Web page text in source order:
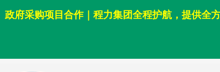
政府采购项目合作｜程力集团全程护航，提供全